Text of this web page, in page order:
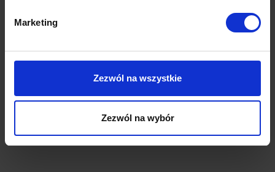
Marketing
Zezwól na wszystkie
Zezwól na wybór